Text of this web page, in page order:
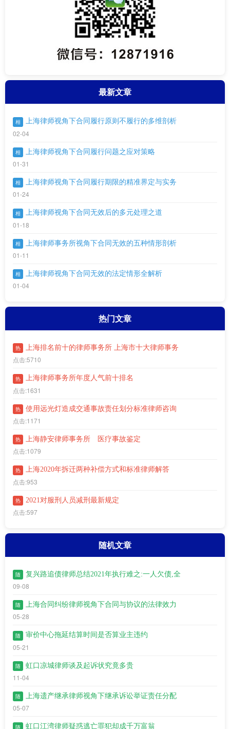
最新文章
相 上海律师视角下合同履行原则不履行的多维剖析
02-04
相 上海律师视角下合同履行问题之应对策略
01-31
相 上海律师视角下合同履行期限的精准界定与实务
01-24
相 上海律师视角下合同无效后的多元处理之道
01-18
相 上海律师事务所视角下合同无效的五种情形剖析
01-11
相 上海律师视角下合同无效的法定情形全解析
01-04
热门文章
热 上海排名前十的律师事务所 上海市十大律师事务
点击:5710
热 上海律师事务所年度人气前十排名
点击:1631
热 使用远光灯造成交通事故责任划分标准律师咨询
点击:1171
热 上海静安律师事务所 医疗事故鉴定
点击:1079
热 上海2020年拆迁两种补偿方式和标准律师解答
点击:953
热 2021对服刑人员减刑最新规定
点击:597
随机文章
随 复兴路追债律师总结2021年执行难之:一人欠债,全
09-08
随 上海合同纠纷律师视角下合同与协议的法律效力
05-28
随 审价中心拖延结算时间是否算业主违约
05-21
随 虹口凉城律师谈及起诉状究竟多贵
11-04
随 上海遗产继承律师视角下继承诉讼举证责任分配
05-07
随 虹口江湾​律师疑惑逃亡罪犯却成千万富翁